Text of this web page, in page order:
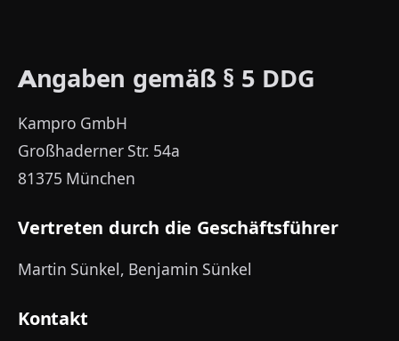
Angaben gemäß § 5 DDG
Kampro GmbH
Großhaderner Str. 54a
81375 München
Vertreten durch die Geschäftsführer
Martin Sünkel, Benjamin Sünkel
Kontakt